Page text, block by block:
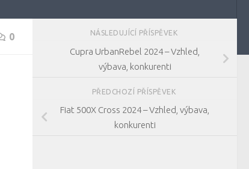
0 NÁSLEDUJÍCÍ PŘÍSPĚVEK
Cupra UrbanRebel 2024 – Vzhled,
výbava, konkurenti
PŘEDCHOZÍ PŘÍSPĚVEK
Fiat 500X Cross 2024 – Vzhled, výbava,
konkurenti